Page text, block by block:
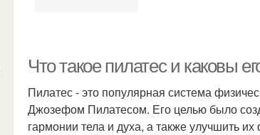
Что такое пилатес и каковы
Пилатес - это популярная система
Джозефом Пилатесом. Его целью было
гармонии тела и духа, а также улучшить